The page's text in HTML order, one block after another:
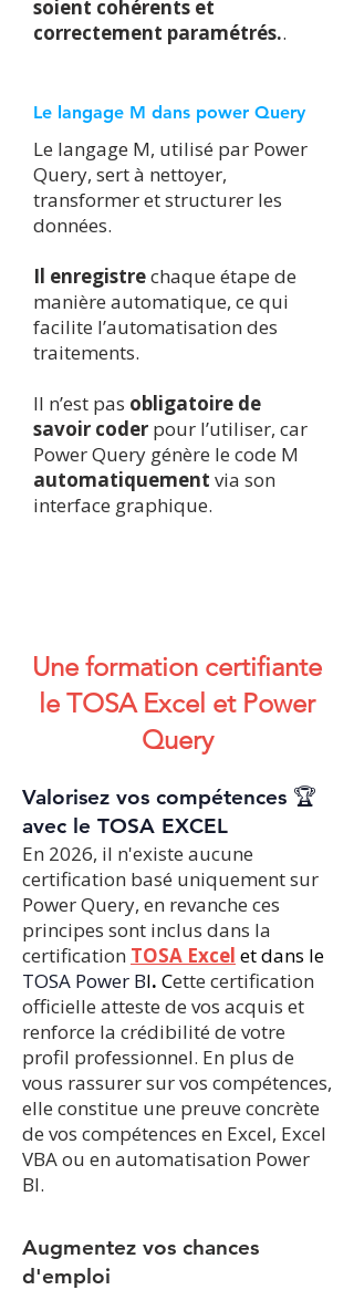
soient cohérents et
correctement paramétrés..
Le langage M dans power Query
Le langage M, utilisé par Power
Query, sert à nettoyer,
transformer et structurer les
données.
Il enregistrechaque étape de
manière automatique, ce qui
facilite l’automatisation des
traitements.
Il n’est pas obligatoire de
savoir coder pour l’utiliser, car
Power Query génère le code M
automatiquement via son
interface graphique.
​​​​Une formation certifiante
le TOSA Excel et Power
Query
Valorisez vos compétences 🏆
avec le TOSA EXCEL
En 2026, il n'existe aucune
certification basé uniquement sur
Power Query, en revanche ces
principes sont inclus dans la
certification TOSA Excel et dans le
TOSA Power BI. Cette certification
officielle atteste de vos acquis et
renforce la crédibilité de votre
profil professionnel. En plus de
vous rassurer sur vos compétences,
elle constitue une preuve concrète
de vos compétences en Excel, Excel
VBA ou en automatisation Power
BI.
​Augmentez vos chances
d'emploi